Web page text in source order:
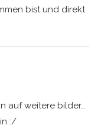
bist und direkt
auf weitere bilder…
:/